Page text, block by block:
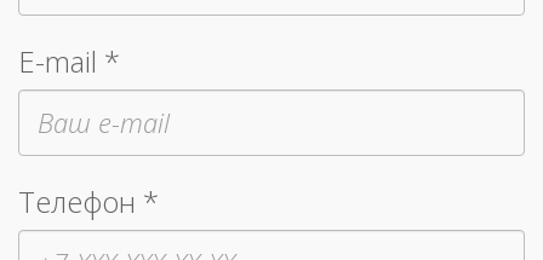
E-mail *
Телефон *